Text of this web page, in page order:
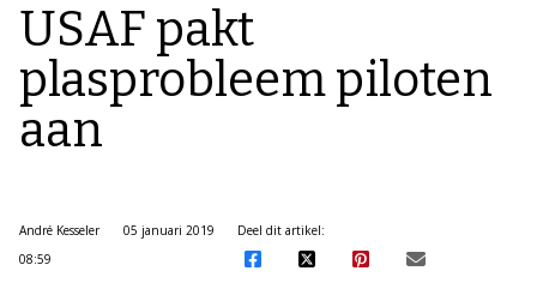
USAF pakt
plasprobleem piloten
aan
André Kesseler
05 januari 2019
08:59
Deel dit artikel: